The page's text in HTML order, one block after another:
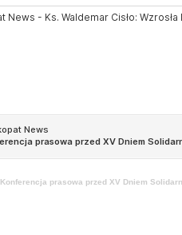
Konferencja prasowa przed XV Dniem